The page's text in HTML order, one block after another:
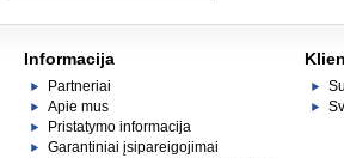
Informacija
Partneriai
Apie mus
Pristatymo informacija
Garantiniai įsipareigojimai